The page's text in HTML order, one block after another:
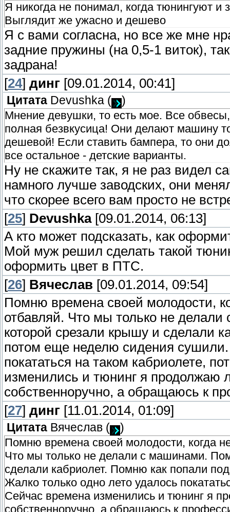
Я никогда не понимал, когда тюнингуют
Выглядит же ужасно и дешево
Я с вами согласна, но все же мне
задние пружины (на 0,5-1 виток),
задрана!
[24] динг [09.01.2014, 00:41]
Цитата Devushka (
)
Мнение девушки, то есть мое. Все
полная безвкусица! Они делают машину
дешевой! Если ставить бампера, то они
все остальное - детские варианты.
Ну не скажите так, я не раз видел
намного лучше заводских, они
что скорее всего вам просто не
[25] Devushka[09.01.2014, 06:13]
А кто может подсказать, как
Мой муж решил сделать такой
оформить цвет в ПТС.
[26] Вячеслав [09.01.2014, 09:54]
Помню времена своей молодости,
отбавляй. Что мы только не
которой срезали крышу и сделали
потом еще неделю сидения
покататься на таком кабриолете,
изменились и тюнинг я продолжаю
собственноручно, а обращаюсь к
[27] динг [11.01.2014, 01:09]
Цитата Вячеслав (
)
Помню времена своей молодости, когда
Что мы только не делали с машинами.
сделали кабриолет. Помню как попали
Жалко только одно лето удалось
Сейчас времена изменились и тюнинг я
собственноручно, а обращаюсь к